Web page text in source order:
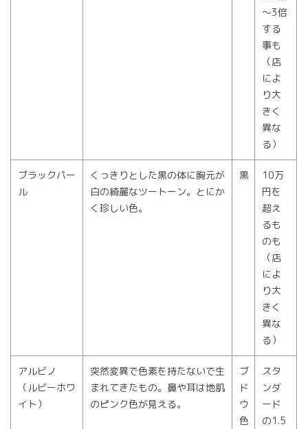
～3倍
する
事も
（店
によ
り大
きく
異な
る）
ブラックパー
ル
くっきりとした黒の体に胸元が
白の綺麗なツートーン。とにか
く珍しい色。
黒
10万
円を
超え
るも
のも
（店
によ
り大
きく
異な
る）
アルビノ
（ルビーホワ
イト）
突然変異で色素を持たないで生
まれてきたもの。鼻や耳は地肌
のピンク色が見える。
ブ
ド
ウ
色
スタ
ンダ
ード
の1.5